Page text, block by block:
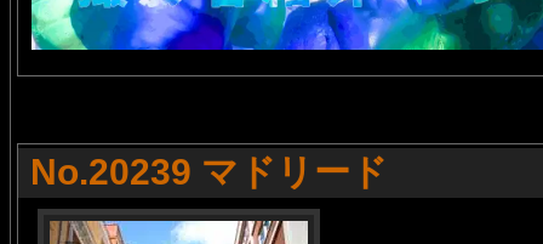
No.20239 マドリード